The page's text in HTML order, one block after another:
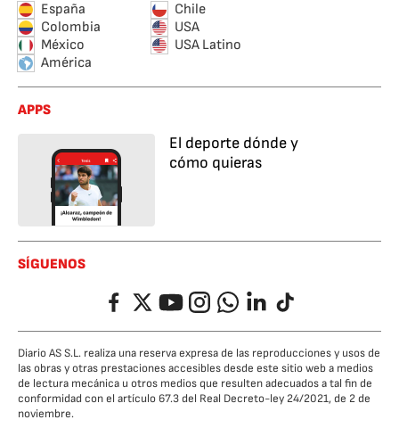
España
Chile
Colombia
USA
México
USA Latino
América
APPS
El deporte dónde y
cómo quieras
SÍGUENOS
FacebookTwitterYouTubeInstagramWhatsappLinkedIn
TikTok
Diario AS S.L. realiza una reserva expresa de las reproducciones y usos de
las obras y otras prestaciones accesibles desde este sitio web a medios
de lectura mecánica u otros medios que resulten adecuados a tal fin de
conformidad con el artículo 67.3 del Real Decreto-ley 24/2021, de 2 de
noviembre.